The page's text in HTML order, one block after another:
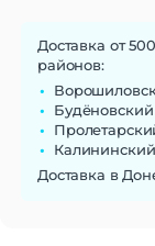
Форм-фактор
Поддержка RAID
Внутренний
Внутренний
Доставка от
районов:
Будёновский
Калининский
Доставка в